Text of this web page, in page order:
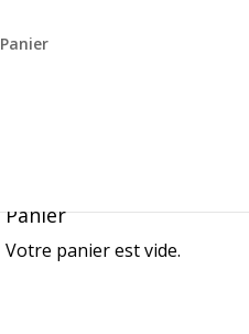
Panier
Panier
Votre panier est vide.